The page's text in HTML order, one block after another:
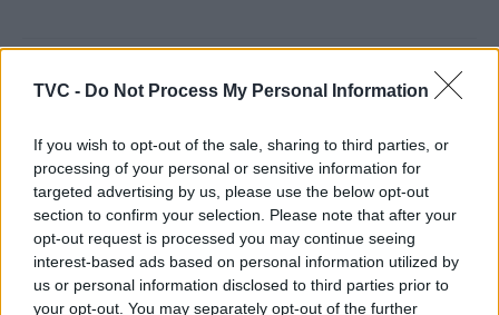
TVC - Do Not Process My Personal Information
If you wish to opt-out of the sale, sharing to third parties, or
processing of your personal or sensitive information for
targeted advertising by us, please use the below opt-out
section to confirm your selection. Please note that after your
opt-out request is processed you may continue seeing
interest-based ads based on personal information utilized by
us or personal information disclosed to third parties prior to
your opt-out. You may separately opt-out of the further
Artigo anterior
300 operacionais e 10
meios aéreos em Coimbra
Próximo artigo
– Luxemburgo
(Qualificação para o Euro
ARTIGOS RELACIONADOS MAIS DO AUTOR